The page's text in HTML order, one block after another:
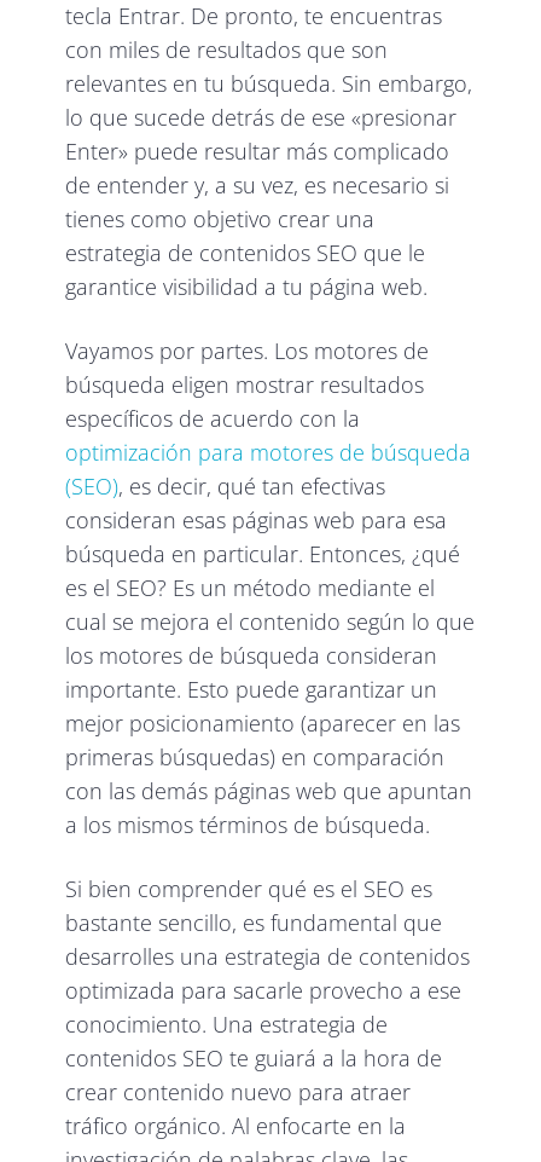
tecla Entrar. De pronto, te encuentras
con miles de resultados que son
relevantes en tu búsqueda. Sin embargo,
lo que sucede detrás de ese «presionar
Enter» puede resultar más complicado
de entender y, a su vez, es necesario si
tienes como objetivo crear una
estrategia de contenidos SEO que le
garantice visibilidad a tu página web.
Vayamos por partes. Los motores de
búsqueda eligen mostrar resultados
específicos de acuerdo con la
optimización para motores de búsqueda
(SEO), es decir, qué tan efectivas
consideran esas páginas web para esa
búsqueda en particular. Entonces, ¿qué
es el SEO? Es un método mediante el
cual se mejora el contenido según lo que
los motores de búsqueda consideran
importante. Esto puede garantizar un
mejor posicionamiento (aparecer en las
primeras búsquedas) en comparación
con las demás páginas web que apuntan
a los mismos términos de búsqueda.
Si bien comprender qué es el SEO es
bastante sencillo, es fundamental que
desarrolles una estrategia de contenidos
optimizada para sacarle provecho a ese
conocimiento. Una estrategia de
contenidos SEO te guiará a la hora de
crear contenido nuevo para atraer
tráfico orgánico. Al enfocarte en la